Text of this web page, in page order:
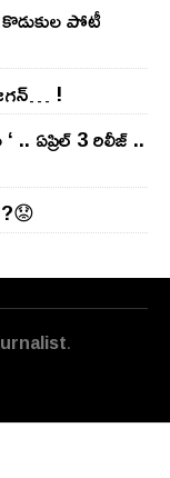
పోటీ
!
.. ఏప్రిల్ 3 రిలీజ్ ..
.